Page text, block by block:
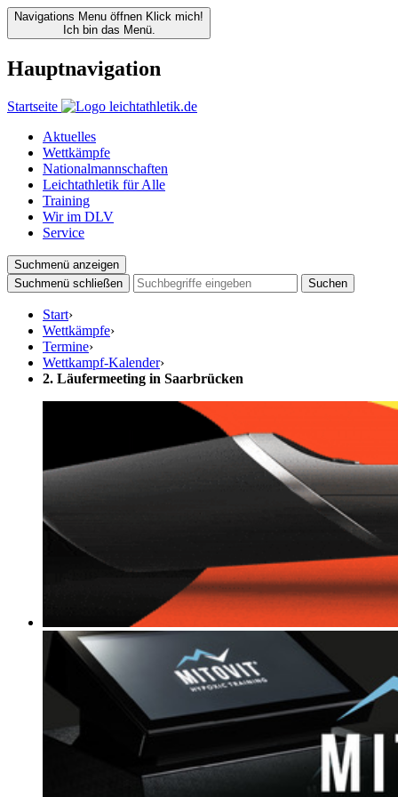
Navigations Menu öffnen Klick mich!
Ich bin das Menü.
Hauptnavigation
Startseite
Aktuelles
Wettkämpfe
Nationalmannschaften
Leichtathletik für Alle
Training
Wir im DLV
Service
Suchmenü anzeigen
Suchmenü schließen
Suchen
Start›
Wettkämpfe›
Termine›
Wettkampf-Kalender›
2. Läufermeeting in Saarbrücken